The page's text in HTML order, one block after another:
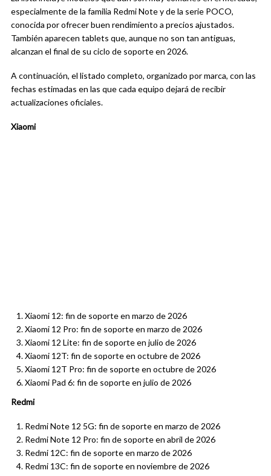
especialmente de la familia Redmi Note y de la serie POCO,
conocida por ofrecer buen rendimiento a precios ajustados.
También aparecen tablets que, aunque no son tan antiguas,
alcanzan el final de su ciclo de soporte en 2026.
A continuación, el listado completo, organizado por marca, con las
fechas estimadas en las que cada equipo dejará de recibir
actualizaciones oficiales.
Xiaomi
Xiaomi 12: fin de soporte en marzo de 2026
Xiaomi 12 Pro: fin de soporte en marzo de 2026
Xiaomi 12 Lite: fin de soporte en julio de 2026
Xiaomi 12T: fin de soporte en octubre de 2026
Xiaomi 12T Pro: fin de soporte en octubre de 2026
Xiaomi Pad 6: fin de soporte en julio de 2026
Redmi
Redmi Note 12 5G: fin de soporte en marzo de 2026
Redmi Note 12 Pro: fin de soporte en abril de 2026
Redmi 12C: fin de soporte en marzo de 2026
Redmi 13C: fin de soporte en noviembre de 2026